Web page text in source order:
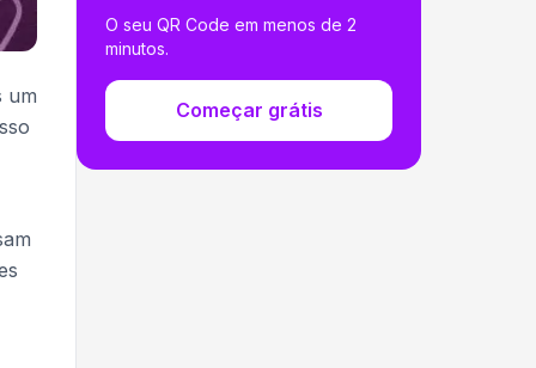
um
O seu QR Code em menos de 2
minutos.
Começar grátis